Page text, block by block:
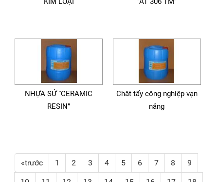
NHỰA SỨ “CERAMIC
RESIN”
Chât tẩy công nghiệp vạn
năng
«trước 1 2 3 4 5 6 7 8 9